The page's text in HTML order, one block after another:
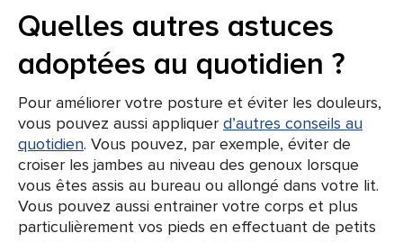
Quelles autres astuces
adoptées au quotidien ?
Pour améliorer votre posture et éviter les douleurs,
vous pouvez aussi appliquer d’autres conseils au
quotidien. Vous pouvez, par exemple, éviter de
croiser les jambes au niveau des genoux lorsque
vous êtes assis au bureau ou allongé dans votre lit.
Vous pouvez aussi entrainer votre corps et plus
particulièrement vos pieds en effectuant de petits